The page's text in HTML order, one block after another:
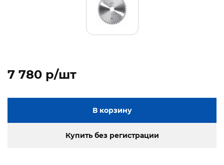
7 780 p/шт
В корзину
Купить без регистрации